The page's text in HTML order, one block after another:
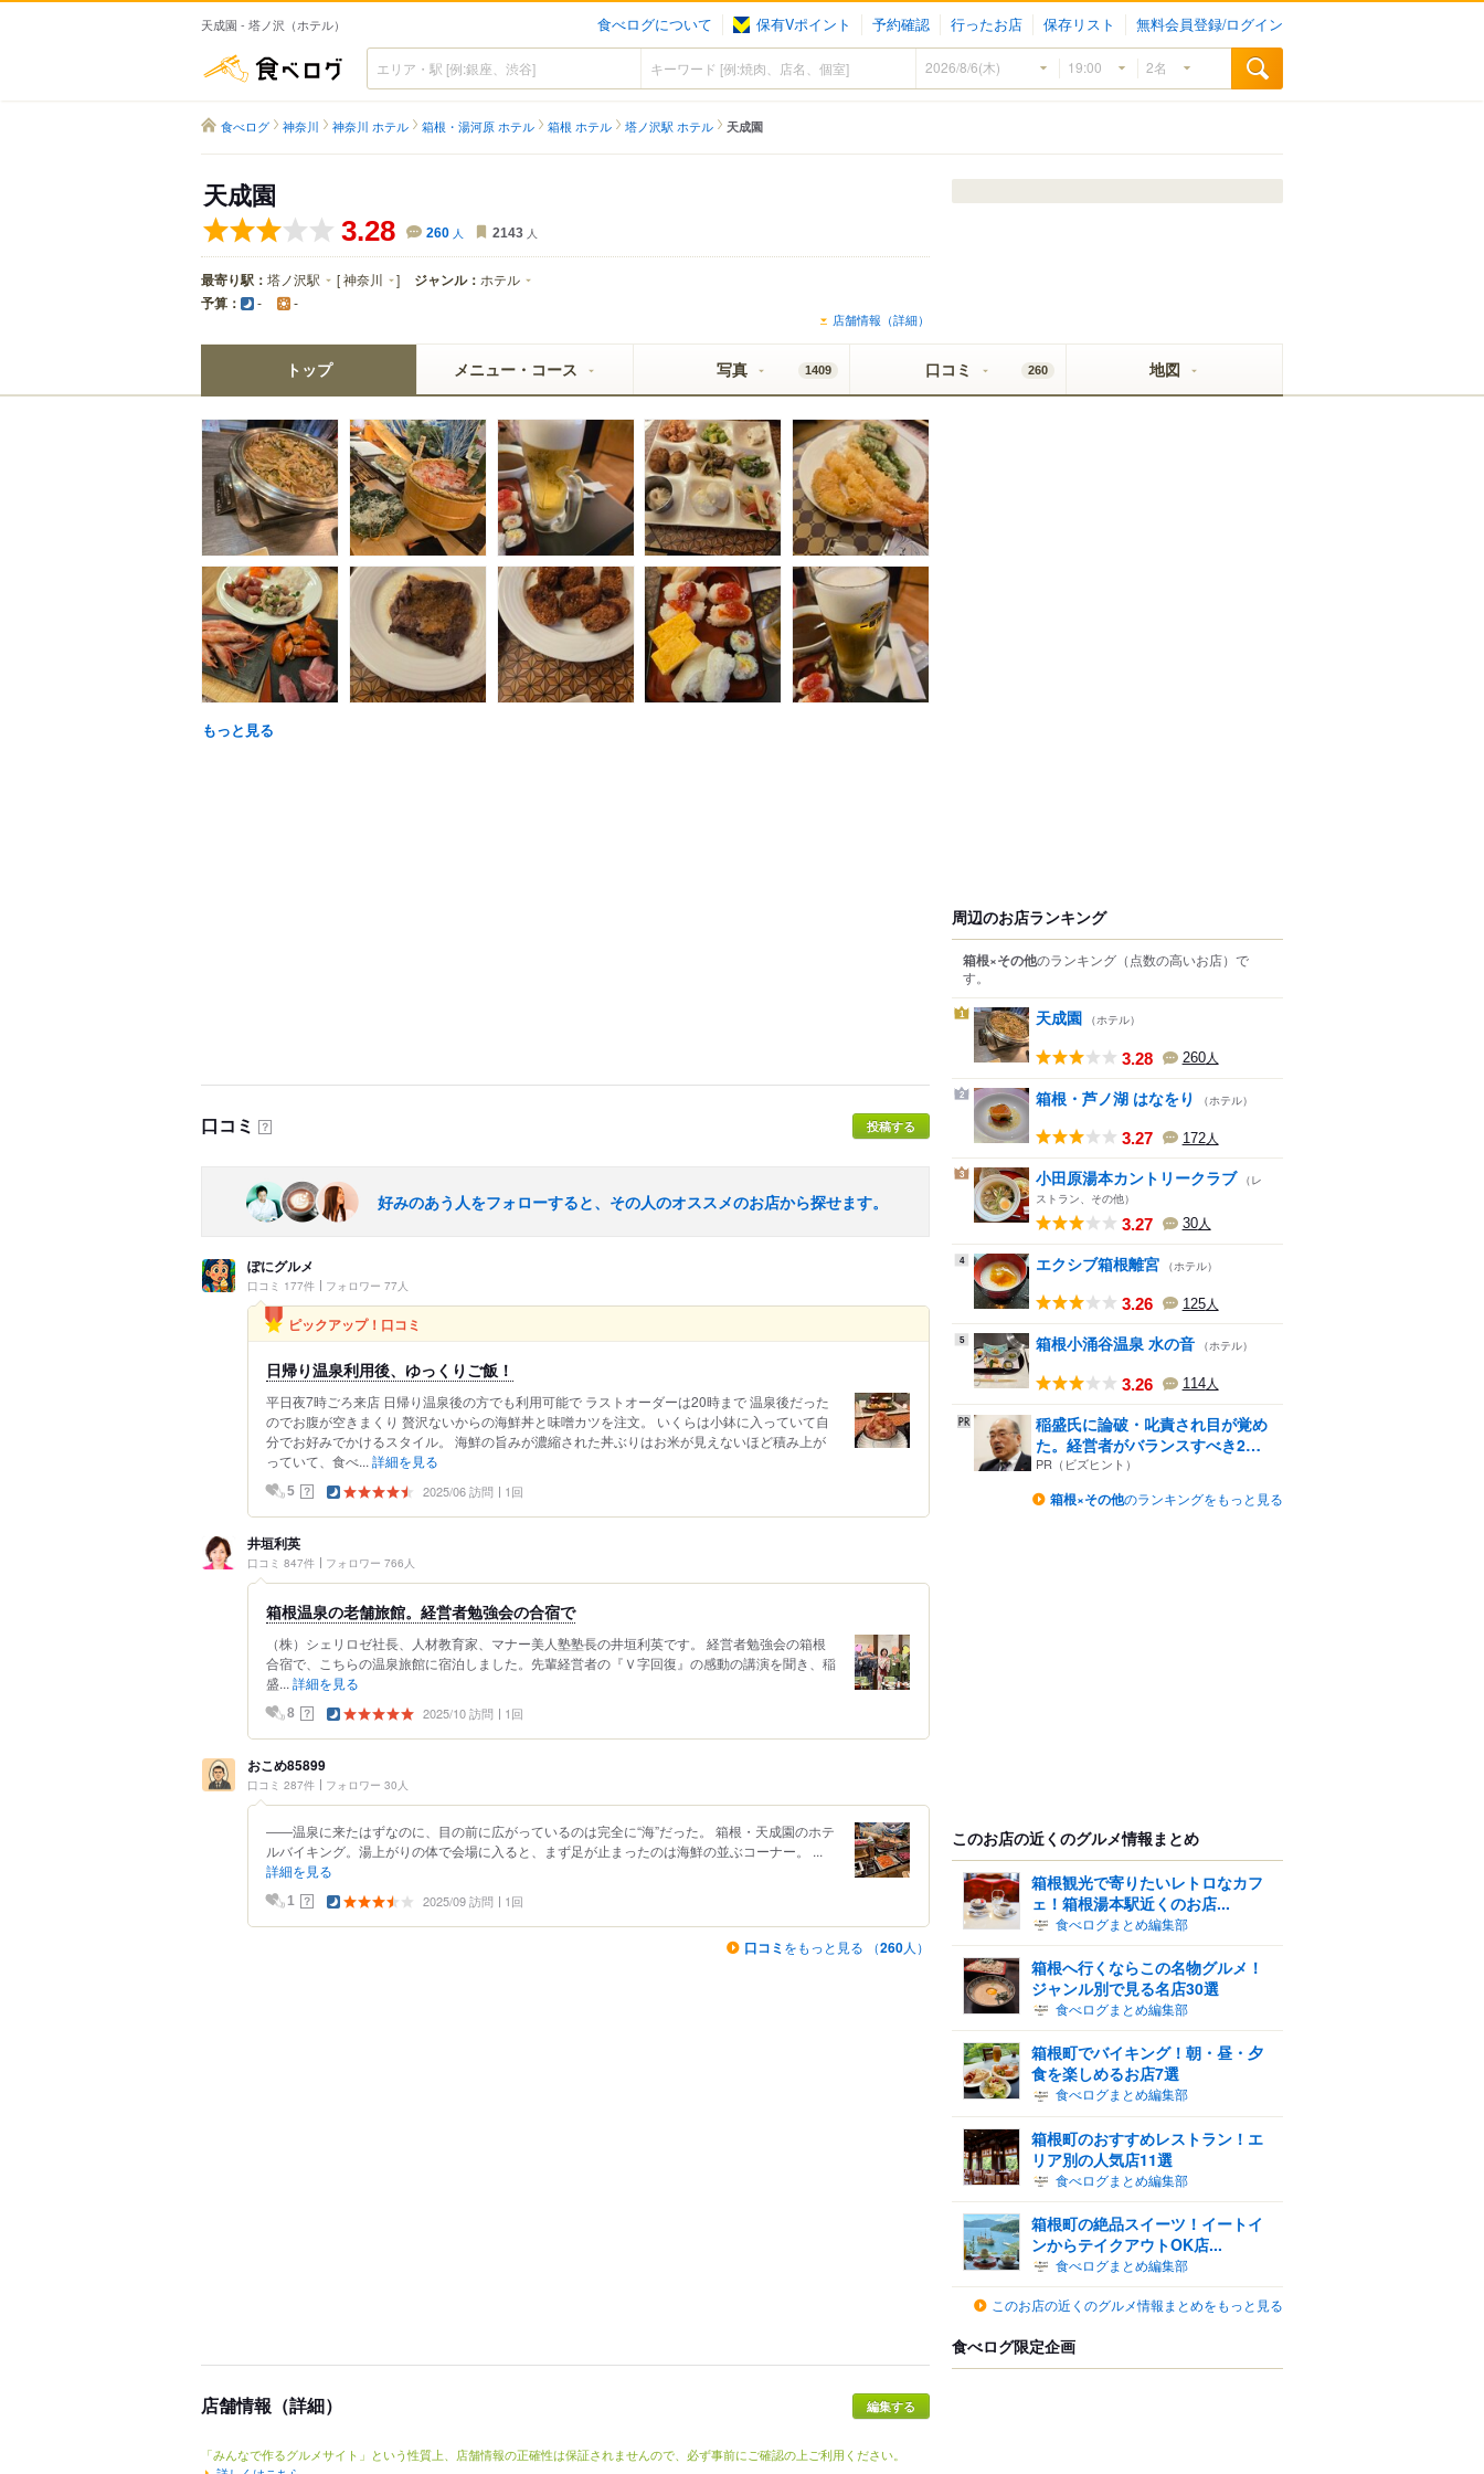
天成園 - 塔ノ沢（ホテル） 食べログについて 保有Vポイント 予約確認 行ったお店 保存リスト 無料会員登録/ログイン
食べログ
食べログ 神奈川 神奈川 ホテル 箱根・湯河原 ホテル 箱根 ホテル 塔ノ沢駅 ホテル 天成園
天成園
3.28 260 人 2143 人
最寄り駅： 塔ノ沢駅 [神奈川 ] ジャンル： ホテル
予算： - -
店舗情報（詳細）
トップ メニュー・コース 写真 1409 口コミ 260 地図
もっと見る
口コミ ？ 投稿する
好みのあう人をフォローすると、その人のオススメのお店から探せます。
ぽにグルメ
口コミ 177件 フォロワー 77人
ピックアップ！口コミ
日帰り温泉利用後、ゆっくりご飯！
平日夜7時ごろ来店 日帰り温泉後の方でも利用可能で ラストオーダーは20時まで 温泉後だった
のでお腹が空きまくり 贅沢ないからの海鮮丼と味噌カツを注文。 いくらは小鉢に入っていて自
分でお好みでかけるスタイル。 海鮮の旨みが濃縮された丼ぶりはお米が見えないほど積み上が
っていて、食べ... 詳細を見る
5 ？ 2025/06 訪問 1回
井垣利英
口コミ 847件 フォロワー 766人
箱根温泉の老舗旅館。経営者勉強会の合宿で
（株）シェリロゼ社長、人材教育家、マナー美人塾塾長の井垣利英です。 経営者勉強会の箱根
合宿で、こちらの温泉旅館に宿泊しました。先輩経営者の『Ｖ字回復』の感動の講演を聞き、稲
盛... 詳細を見る
8 ？ 2025/10 訪問 1回
おこめ85899
口コミ 287件 フォロワー 30人
――温泉に来たはずなのに、目の前に広がっているのは完全に“海”だった。 箱根・天成園のホテ
ルバイキング。湯上がりの体で会場に入ると、まず足が止まったのは海鮮の並ぶコーナー。 ...
詳細を見る
1 ？ 2025/09 訪問 1回
口コミ をもっと見る （260人）
店舗情報（詳細）
「みんなで作るグルメサイト」という性質上、店舗情報の正確性は保証されませんので、必ず事前にご確認の上ご利用ください。
周辺のお店ランキング
箱根×その他のランキング （点数の高いお店） で
す。
1 天成園 （ホテル）
3.28 260人
2 箱根・芦ノ湖 はなをり （ホテル）
3.27 172人
3 小田原湯本カントリークラブ （レ
ストラン、その他）
3.27 30人
4 エクシブ箱根離宮 （ホテル）
3.26 125人
5 箱根小涌谷温泉 水の音 （ホテル）
3.26 114人
稲盛氏に論破・叱責され目が覚め
た。経営者がバランスすべき2
つ...
PR（ビズヒント）
箱根×その他のランキングをもっと見る
このお店の近くのグルメ情報まとめ
箱根観光で寄りたいレトロなカフ
ェ！箱根湯本駅近くのお店...
食べログまとめ編集部
箱根へ行くならこの名物グルメ！
ジャンル別で見る名店30選
食べログまとめ編集部
箱根町でバイキング！朝・昼・夕
食を楽しめるお店7選
食べログまとめ編集部
箱根町のおすすめレストラン！エ
リア別の人気店11選
食べログまとめ編集部
箱根町の絶品スイーツ！イートイ
ンからテイクアウトOK店...
食べログまとめ編集部
このお店の近くのグルメ情報まとめをもっと見る
食べログ限定企画